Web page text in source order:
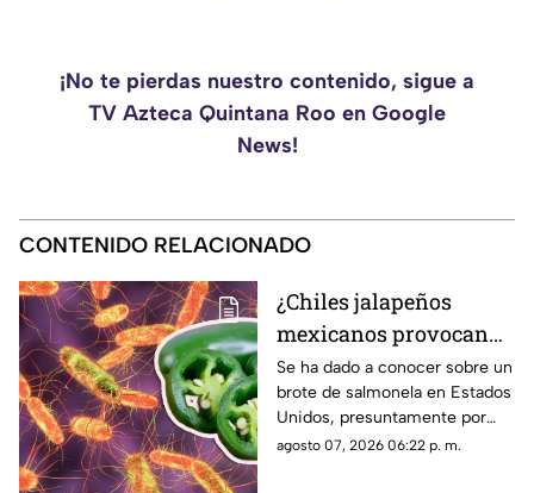
¡No te pierdas nuestro contenido, sigue a
TV Azteca Quintana Roo en Google
News!
CONTENIDO RELACIONADO
¿Chiles jalapeños
mexicanos provocan
brote de salmonela en
Estados Unidos? Esto
debes saber
Se ha dado a conocer sobre un
brote de salmonela en Estados
Unidos, presuntamente por
chiles jalapeños mexicanos,
agosto 07, 2026 06:22 p. m.